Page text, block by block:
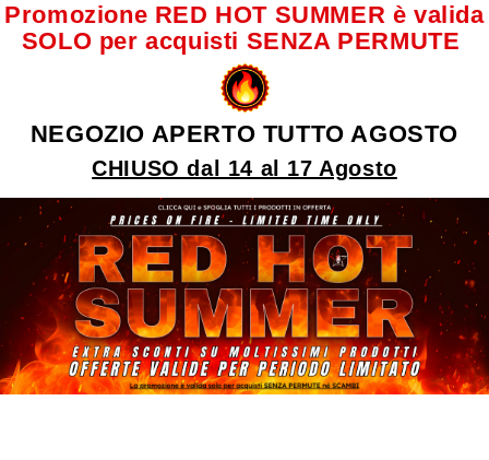
Promozione RED HOT SUMMER è valida
SOLO per acquisti SENZA PERMUTE
NEGOZIO APERTO TUTTO AGOSTO
CHIUSO dal 14 al 17 Agosto